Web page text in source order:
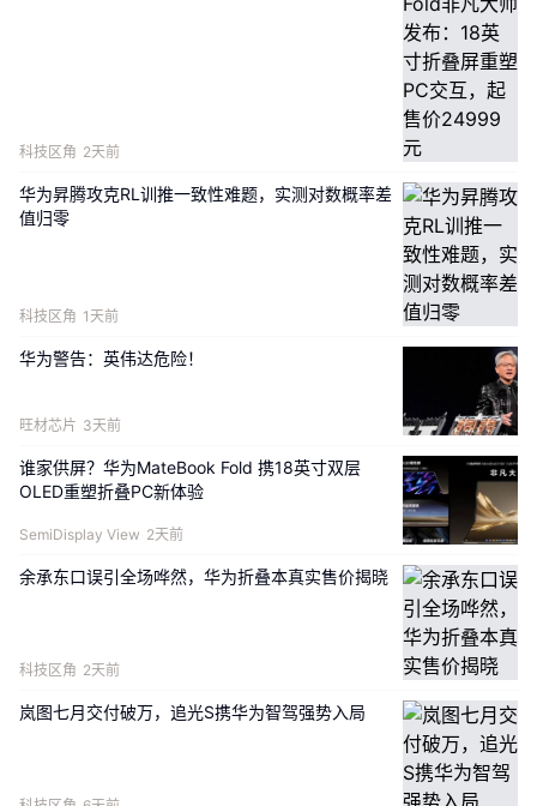
科技区角 2天前
华为昇腾攻克RL训推一致性难题，实测对数概率差
值归零
科技区角 1天前
华为警告：英伟达危险！
旺材芯片 3天前
谁家供屏？华为MateBook Fold 携18英寸双层
OLED重塑折叠PC新体验
SemiDisplay View 2天前
余承东口误引全场哗然，华为折叠本真实售价揭晓
科技区角 2天前
岚图七月交付破万，追光S携华为智驾强势入局